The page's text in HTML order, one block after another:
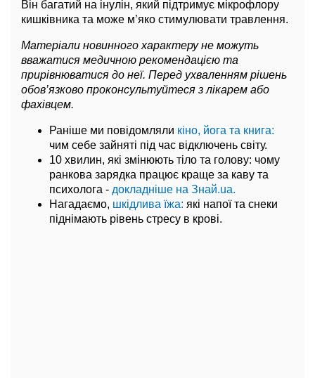
Він багатий на інулін, який підтримує мікрофлору
кишківника та може м’яко стимулювати травлення.
Матеріали новинного характеру не можуть
вважатися медичною рекомендацією та
прирівнюватися до неї. Перед ухваленням рішень
обов’язково проконсультуйтеся з лікарем або
фахівцем.
Раніше ми повідомляли кіно, йога та книга:
чим себе зайняті під час відключень світу.
10 хвилин, які змінюють тіло та голову: чому
ранкова зарядка працює краще за каву та
психолога - докладніше на Знай.ua.
Нагадаємо, шкідлива їжа: які напої та снеки
піднімають рівень стресу в крові.